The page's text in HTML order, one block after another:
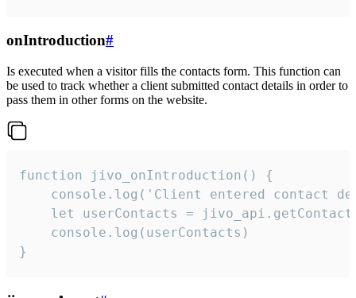
onIntroduction#
Is executed when a visitor fills the contacts form. This function can
be used to track whether a client submitted contact details in order to
pass them in other forms on the website.
function jivo_onIntroduction() {
console.log('Client entered contact
let userContacts =
    console.log(userContacts)
}